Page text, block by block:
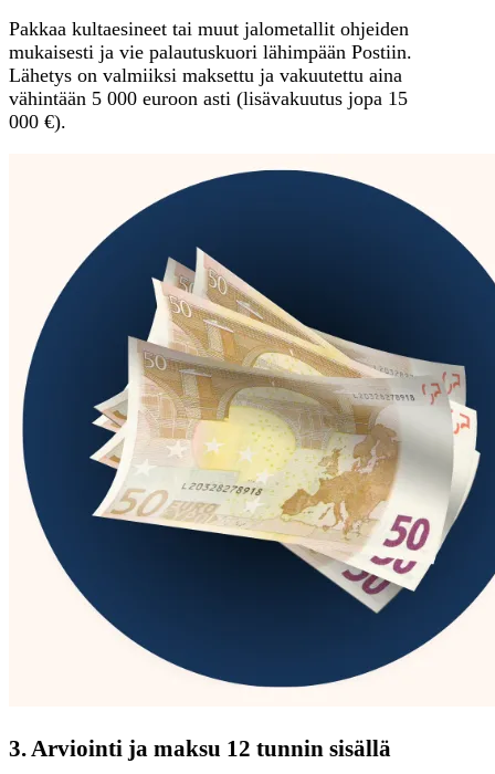
Pakkaa kultaesineet tai muut jalometallit ohjeiden
mukaisesti ja vie palautuskuori lähimpään Postiin.
Lähetys on valmiiksi maksettu ja vakuutettu aina
vähintään 5 000 euroon asti (lisävakuutus jopa 15
000 €).
3. Arviointi ja maksu 12 tunnin sisällä